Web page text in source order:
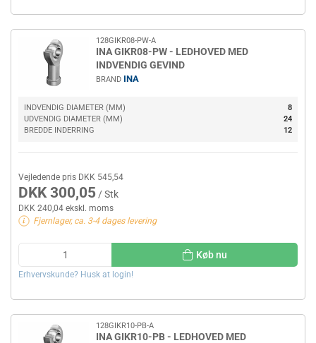
128GIKR08-PW-A
INA GIKR08-PW - LEDHOVED MED
INDVENDIG GEVIND
BRAND INA
INDVENDIG DIAMETER (MM)
8
UDVENDIG DIAMETER (MM)
24
BREDDE INDERRING
12
Vejledende pris DKK 545,54
DKK 300,05 / Stk
DKK 240,04 ekskl. moms
Fjernlager, ca. 3-4 dages levering
Køb nu
Erhvervskunde? Husk at login!
128GIKR10-PB-A
INA GIKR10-PB - LEDHOVED MED